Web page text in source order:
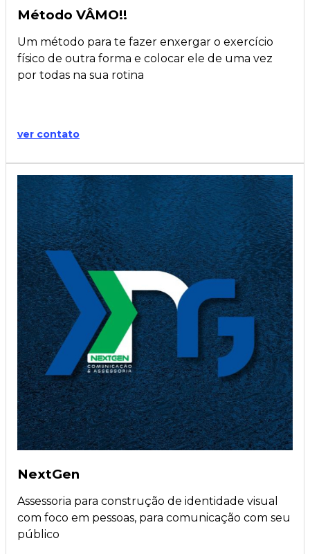
Método VÂMO!!
Um método para te fazer enxergar o exercício
físico de outra forma e colocar ele de uma vez
por todas na sua rotina
ver contato
NextGen
Assessoria para construção de identidade visual
com foco em pessoas, para comunicação com seu
público